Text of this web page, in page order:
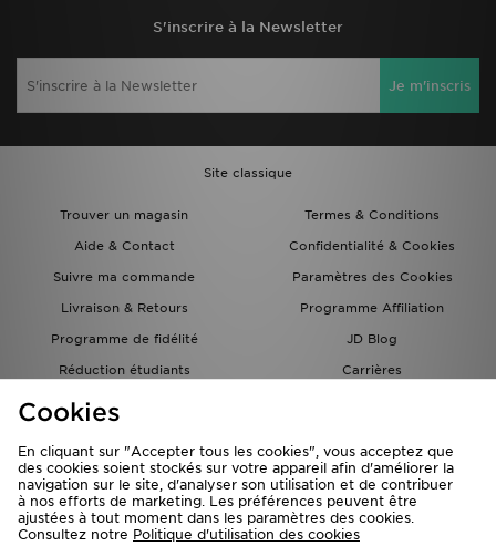
S'inscrire à la Newsletter
Je m'inscris
Site classique
Trouver un magasin
Termes & Conditions
Aide & Contact
Confidentialité & Cookies
Suivre ma commande
Paramètres des Cookies
Livraison & Retours
Programme Affiliation
Programme de fidélité
JD Blog
Réduction étudiants
Carrières
Carte Cadeau
Cookies
En cliquant sur "Accepter tous les cookies", vous acceptez que
des cookies soient stockés sur votre appareil afin d'améliorer la
navigation sur le site, d'analyser son utilisation et de contribuer
à nos efforts de marketing. Les préférences peuvent être
ajustées à tout moment dans les paramètres des cookies.
Consultez notre Politique d'utilisation des cookies